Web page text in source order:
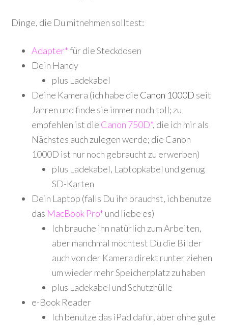
Dinge, die Du mitnehmen solltest:
Adapter*für die Steckdosen
Dein Handy
plus Ladekabel
Deine Kamera (ich habe die Canon 1000D seit
Jahren und finde sie immer noch toll; zu
empfehlen ist die Canon 750D*, die ich mir als
Nächstes auch zulegen werde; die Canon
1000D ist nur noch gebraucht zu erwerben)
plus Ladekabel, Laptopkabel und genug
SD-Karten
Dein Laptop (falls Du ihn brauchst, ich benutze
das MacBook Pro* und liebe es)
Ich brauche ihn natürlich zum Arbeiten,
aber manchmal möchtest Du die Bilder
auch von der Kamera direkt runter ziehen
um wieder mehr Speicherplatz zu haben
plus Ladekabel und Schutzhülle
e-Book Reader
Ich benutze das iPad dafür, aber ohne gute